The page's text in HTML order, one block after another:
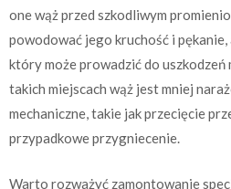
one wąż przed szkodliwym
powodować jego kruchość i pękanie,
który może prowadzić do
takich miejscach wąż jest mniej
mechaniczne, takie jak przecięcie
przypadkowe przygniecenie.
Warto rozważyć zamontowanie